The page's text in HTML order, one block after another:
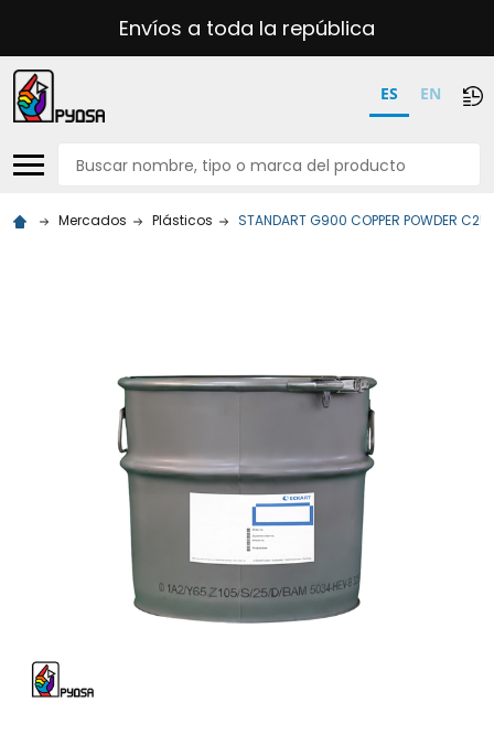
Envíos a toda la república
ES EN
Buscar
Mercados Plásticos STANDART G900 COPPER POWDER